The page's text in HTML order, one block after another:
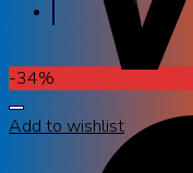
-34%
Add to wishlist